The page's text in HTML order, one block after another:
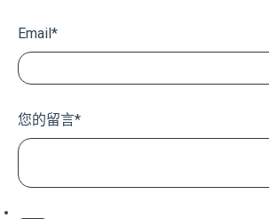
Email *
您的留言*